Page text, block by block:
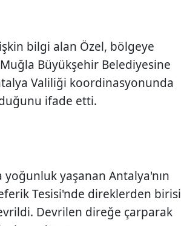
bilgi alan Özel, bölgeye
Büyükşehir Belediyesine
Valiliği koordinasyonunda
ifade etti.
yoğunluk yaşanan Antalya'nın
Tesisi'nde direklerden birisi
Devrilen direğe çarparak